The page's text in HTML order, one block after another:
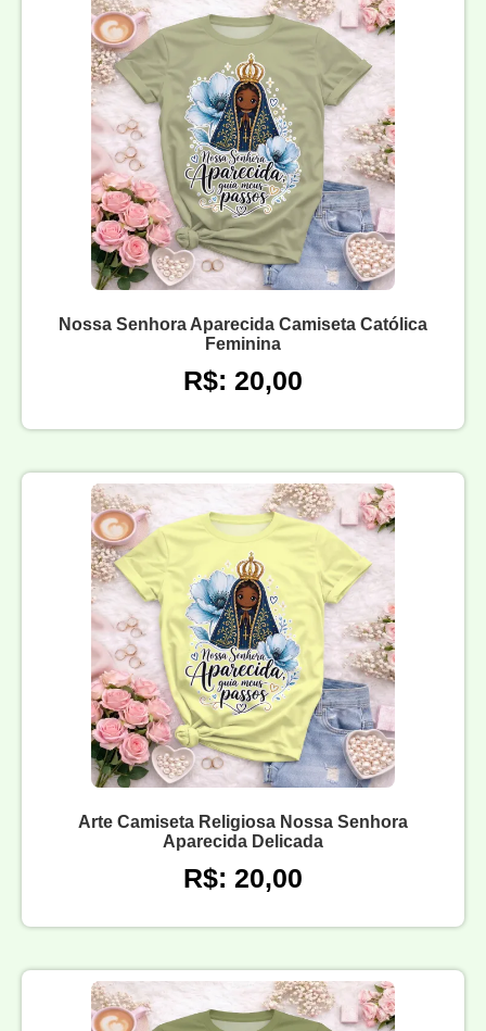
Nossa Senhora Aparecida Camiseta Católica
Feminina
R$: 20,00
Arte Camiseta Religiosa Nossa Senhora
Aparecida Delicada
R$: 20,00